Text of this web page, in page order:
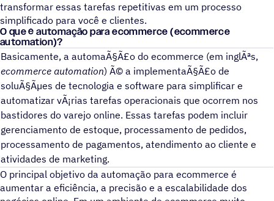
transformar essas tarefas repetitivas em um processo
simplificado para você e clientes.
O que é automação para ecommerce (ecommerce
automation)?
Basicamente, a automaÃ§Ã£o do ecommerce (em inglÃªs,
ecommerce automation) Ã© a implementaÃ§Ã£o de
soluÃ§Ãµes de tecnologia e software para simplificar e
automatizar vÃ¡rias tarefas operacionais que ocorrem nos
bastidores do varejo online. Essas tarefas podem incluir
gerenciamento de estoque, processamento de pedidos,
processamento de pagamentos, atendimento ao cliente e
atividades de marketing.
O principal objetivo da automação para ecommerce é
aumentar a eficiência, a precisão e a escalabilidade dos